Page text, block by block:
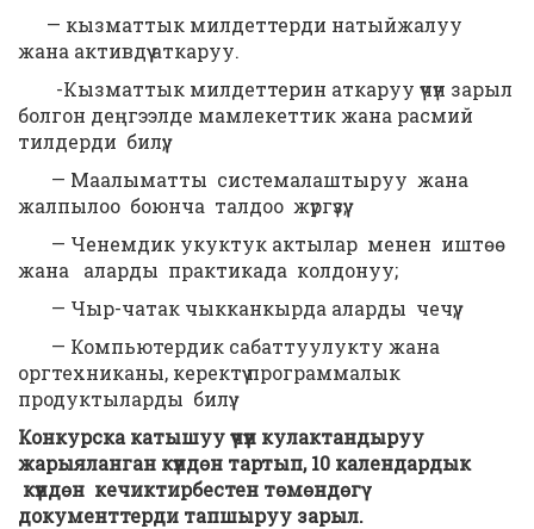
— кызматтык милдеттерди натыйжалуу
жана активдүү аткаруу.
-Кызматтык милдеттерин аткаруу үчүн зарыл
болгон деңгээлде мамлекеттик жана расмий
тилдерди билүү;
— Маалыматты системалаштыруу жана
жалпылоо боюнча талдоо жүргүзүү;
— Ченемдик укуктук актылар менен иштөө
жана аларды практикада колдонуу;
— Чыр-чатак чыкканкырда аларды чечүү;
— Компьютердик сабаттуулукту жана
оргтехниканы, керектүү программалык
продуктыларды билүү.
Конкурска катышуу үчүн кулактандыруу
жарыяланган күндөн тартып, 10 календардык
күндөн кечиктирбестен төмөндөгү
документтерди тапшыруу зарыл.